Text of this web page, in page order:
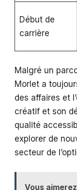
Début de
carrière
Malgré un
Morlet a
des affaires et
créatif et son
qualité
explorer de
secteur de
Vous